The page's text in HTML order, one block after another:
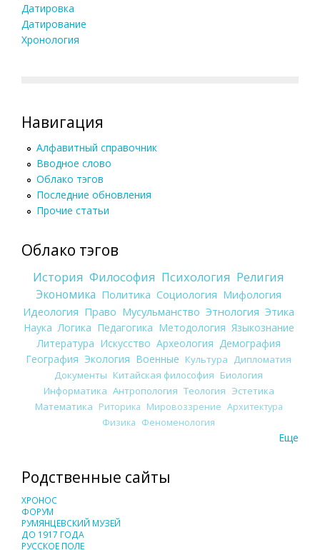
Датировка
Датирование
Хронология
Навигация
Алфавитный справочник
Вводное слово
Облако тэгов
Последние обновления
Прочие статьи
Облако тэгов
История Философия Психология Религия
Экономика Политика Социология Мифология
Идеология Право Мусульманство Этнология Этика
Наука Логика Педагогика Методология Языкознание
Литература Искусство Археология Демография
География Экология Военные Культура
Дипломатия
Документы Китайская философия Биология
Информатика Антропология Теология Эстетика
Математика Риторика Мировоззрение Архитектура
Физика Феноменология
Еще
Родственные сайты
ХРОНОС
ФОРУМ
РУМЯНЦЕВСКИЙ МУЗЕЙ
ДО 1917 ГОДА
РУССКОЕ ПОЛЕ